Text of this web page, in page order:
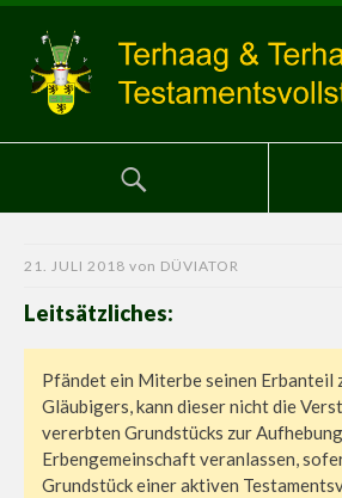
21. JULI 2018 von DÜVIATOR
Leitsätzliches:
Pfändet ein Miterbe seinen Erbanteil
Gläubigers, kann dieser nicht die
vererbten Grundstücks zur
Erbengemeinschaft veranlassen,
Grundstück einer aktiven